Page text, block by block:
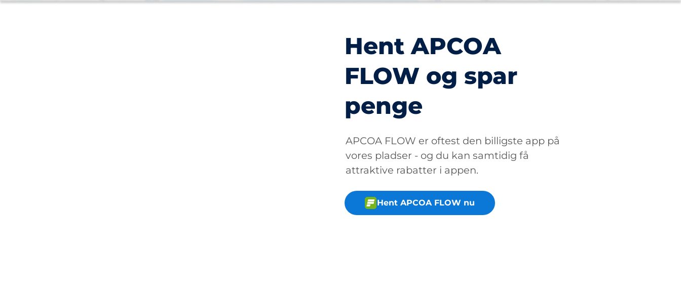
Hent APCOA
FLOW og spar
penge
APCOA FLOW er oftest den billigste app på
vores pladser - og du kan samtidig få
attraktive rabatter i appen.
Hent APCOA FLOW nu